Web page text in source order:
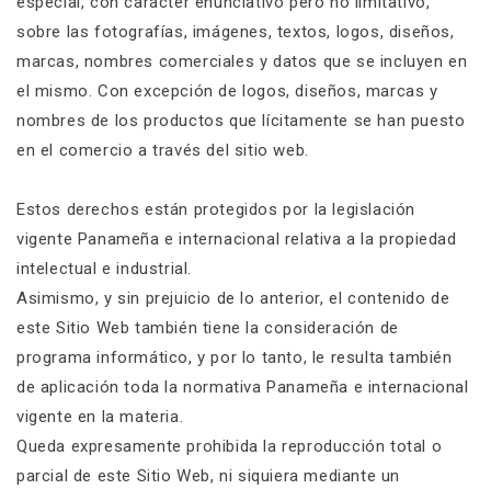
sobre las fotografías, imágenes, textos, logos, diseños,
marcas, nombres comerciales y datos que se incluyen en
el mismo. Con excepción de logos, diseños, marcas y
nombres de los productos que lícitamente se han puesto
en el comercio a través del sitio web.
Estos derechos están protegidos por la legislación
vigente Panameña e internacional relativa a la propiedad
intelectual e industrial.
Asimismo, y sin prejuicio de lo anterior, el contenido de
este Sitio Web también tiene la consideración de
programa informático, y por lo tanto, le resulta también
de aplicación toda la normativa Panameña e internacional
vigente en la materia.
Queda expresamente prohibida la reproducción total o
parcial de este Sitio Web, ni siquiera mediante un